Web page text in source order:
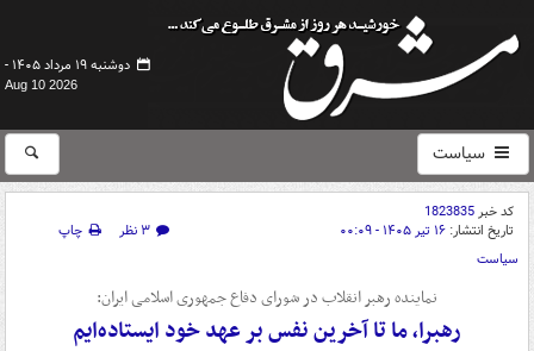
دوشنبه ۱۹ مرداد ۱۴۰۵ -
Aug 10 2026
سیاست
کد خبر1823835
تاریخ انتشار: ۱۶ تیر ۱۴۰۵ - ۰۰:۰۹ ۳ نظر
چاپ
سیاست
نماینده رهبر انقلاب در شورای دفاع جمهوری اسلامی ایران:
رهبرا، ما تا آخرین نفس بر عهد خود ایستاده‌ایم